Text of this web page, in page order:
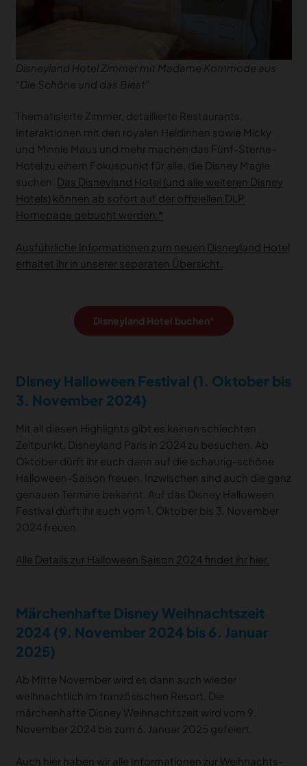
Disneyland Hotel Zimmer mit Madame Kommode aus
“Die Schöne und das Biest”
Thematisierte Zimmer, detaillierte Restaurants,
Interaktionen mit den royalen Heldinnen sowie Micky
und Minnie Maus und mehr machen das Fünf-Sterne-
Hotel zu einem Fokuspunkt für alle, die Disney Magie
suchen. Das Disneyland Hotel (und alle weiteren Disney
Hotels) können ab sofort auf der offiziellen DLP
Homepage gebucht werden.
Ausführliche Informationen zum neuen Disneyland Hotel
erhaltet ihr in unserer separaten Übersicht.
Disneyland Hotel buchen
Disney Halloween Festival (1. Oktober bis
3. November 2024)
Mit all diesen Highlights gibt es keinen schlechten
Zeitpunkt, Disneyland Paris in 2024 zu besuchen. Ab
Oktober dürft ihr euch dann auf die schaurig-schöne
Halloween-Saison freuen. Inzwischen sind auch die ganz
genauen Termine bekannt. Auf das Disney Halloween
Festival dürft ihr euch vom 1. Oktober bis 3. November
2024 freuen.
Alle Details zur Halloween Saison 2024 findet ihr hier.
Märchenhafte Disney Weihnachtszeit
2024 (9. November 2024 bis 6. Januar
2025)
Ab Mitte November wird es dann auch wieder
weihnachtlich im französischen Resort. Die
märchenhafte Disney Weihnachtszeit wird vom 9.
November 2024 bis zum 6. Januar 2025 gefeiert.
Auch hier haben wir alle Informationen zur Weihnachts-